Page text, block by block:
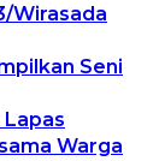
Wirasada
Seni
Lapas
Warga